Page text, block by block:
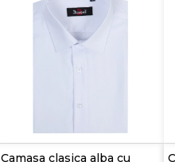
Camasa clasica alba cu